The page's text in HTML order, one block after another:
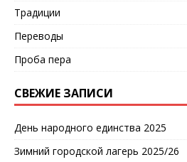
Традиции
Переводы
Проба пера
СВЕЖИЕ ЗАПИСИ
День народного единства 2025
Зимний городской лагерь 2025/26